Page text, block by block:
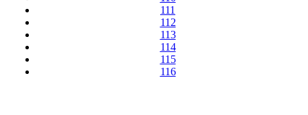
111
112
113
114
115
116